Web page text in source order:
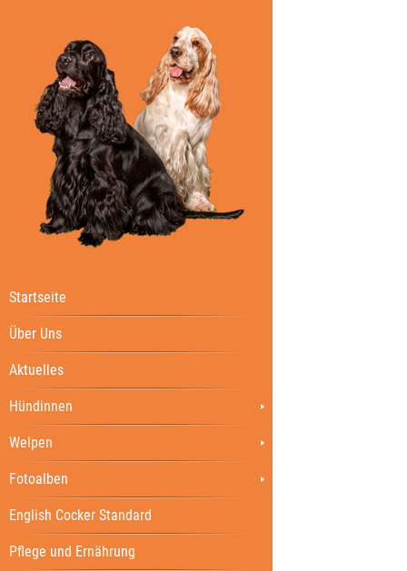
Startseite
Über Uns
Aktuelles
Hündinnen
Welpen
Fotoalben
English Cocker Standard
Pflege und Ernährung